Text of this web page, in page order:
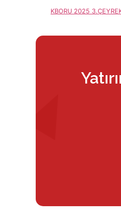
KBORU 2025